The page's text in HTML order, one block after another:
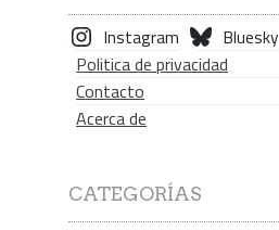
Instagram Bluesky
Politica de privacidad
Contacto
Acerca de
CATEGORÍAS